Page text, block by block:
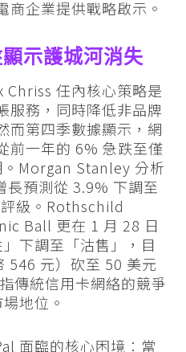
商企業提供戰略啟示。
示護城河消失
Chriss 任內核心策略是
服務，同時降低非品牌
而第四季數據顯示，網
前一年的 6% 急跌至僅
Morgan Stanley 分析
長預測從 3.9% 下調至
級。Rothschild
Ball 更在 1 月 28 日
下調至「沽售」，目
546 元）砍至 50 美元
傳統信用卡網絡的競爭
地位。
面臨的核心困境：當